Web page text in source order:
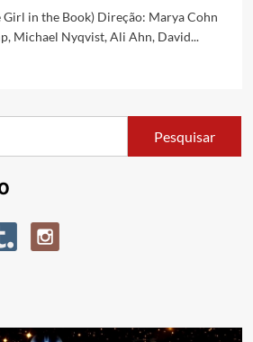
Girl in the Book) Direção: Marya Cohn
Michael Nyqvist, Ali Ahn, David...